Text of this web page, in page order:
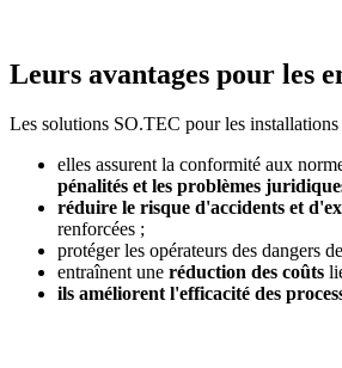
Leurs avantages pour les
Les solutions SO.TEC pour les
elles assurent la conformité aux
pénalités et les problèmes
réduire le risque d'accidents et
renforcées ;
protéger les opérateurs des dangers
entraînent une réduction des coûts
ils améliorent l'efficacité des